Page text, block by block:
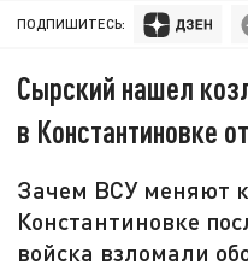
ПОДПИШИТЕСЬ:
Сырский нашел
в Константиновке
Зачем ВСУ меняют
Константиновке
войска взломали